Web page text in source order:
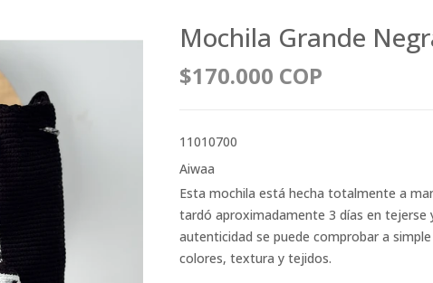
Mochila Grande
$170.000 COP
11010700
Aiwaa
Esta mochila está hecha totalmente a
tardó aproximadamente 3 días en tejerse
autenticidad se puede comprobar a
colores, textura y tejidos.